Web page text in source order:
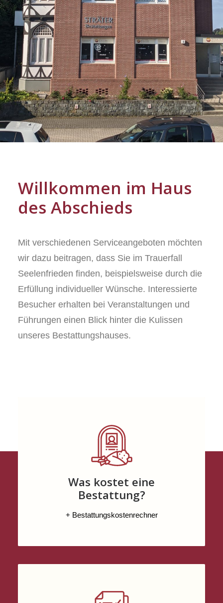
Willkommen im Haus
des Abschieds
Mit verschiedenen Serviceangeboten möchten
wir dazu beitragen, dass Sie im Trauerfall
Seelenfrieden finden, beispielsweise durch die
Erfüllung individueller Wünsche. Interessierte
Besucher erhalten bei Veranstaltungen und
Führungen einen Blick hinter die Kulissen
unseres Bestattungshauses.
Was kostet eine
Bestattung?
+ Bestattungskostenrechner